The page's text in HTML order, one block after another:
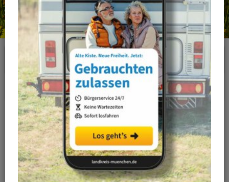
Plugins
News-Liste
News-Detail
Jahresauswahl